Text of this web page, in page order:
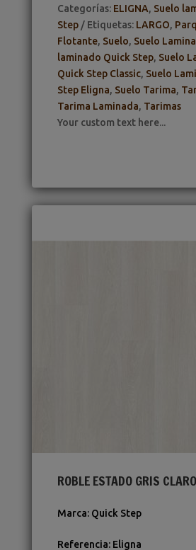
Categorías: ELIGNA, Suelo
Step
Etiquetas: LARGO,
Flotante, Suelo, Suelo
laminado Quick Step, Suelo
Quick Step Classic, Suelo
Step Eligna, Suelo Tarima,
Tarima Laminada, Tarimas
Your custom text here...
ROBLE ESTADO GRIS
Marca: Quick Step
Referencia: Eligna